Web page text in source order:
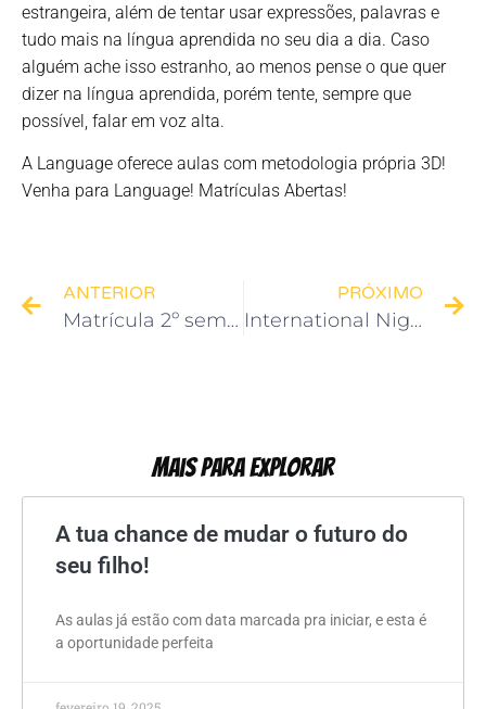
estrangeira, além de tentar usar expressões, palavras e
tudo mais na língua aprendida no seu dia a dia. Caso
alguém ache isso estranho, ao menos pense o que quer
dizer na língua aprendida, porém tente, sempre que
possível, falar em voz alta.
A Language oferece aulas com metodologia própria 3D!
Venha para Language! Matrículas Abertas!
ANTERIOR
Matrícula 2º semestre – Início das Aulas: 05 de agosto
PRÓXIMO
International Night
Mais Para Explorar
A tua chance de mudar o futuro do
seu filho!
As aulas já estão com data marcada pra iniciar, e esta é
a oportunidade perfeita